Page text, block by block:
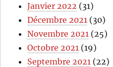
Janvier 2022 (31)
Décembre 2021 (30)
Novembre 2021 (25)
Octobre 2021 (19)
Septembre 2021 (22)